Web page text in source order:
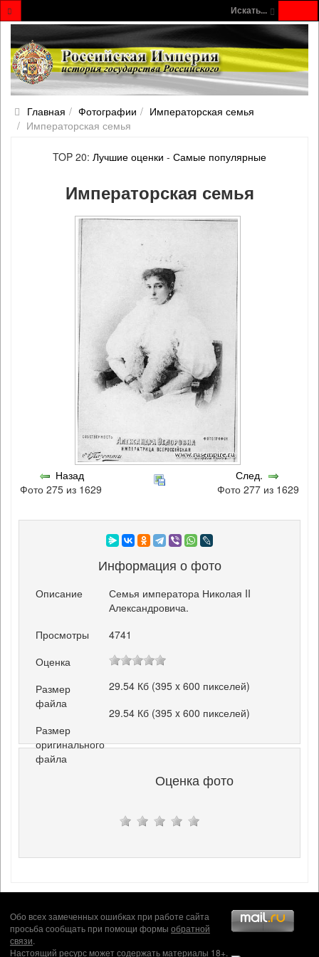
Искать...
Главная Фотографии
Императорская семья
Императорская семья
TOP 20: Лучшие оценки - Самые популярные
Императорская семья
Назад
Фото 275 из 1629
След.
Фото 277 из 1629
Информация о фото
Описание
Семья императора Николая II
Александровича.
Просмотры
4741
Оценка
Размер
файла
29.54 Кб (395 x 600 пикселей)
Размер
оригинального
файла
29.54 Кб (395 x 600 пикселей)
Оценка фото
Обо всех замеченных ошибках при работе сайта
просьба сообщать при помощи формы обратной
связи.
Настоящий ресурс может содержать материалы 18+.